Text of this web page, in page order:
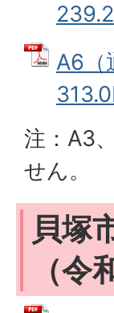
A6（
注：A3
せん。
貝塚
（令